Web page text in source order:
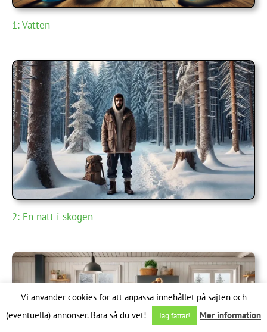
1: Vatten
2: En natt i skogen
Vi använder cookies för att anpassa innehållet på sajten och
(eventuella) annonser. Bara så du vet!
Jag fattar! Mer information